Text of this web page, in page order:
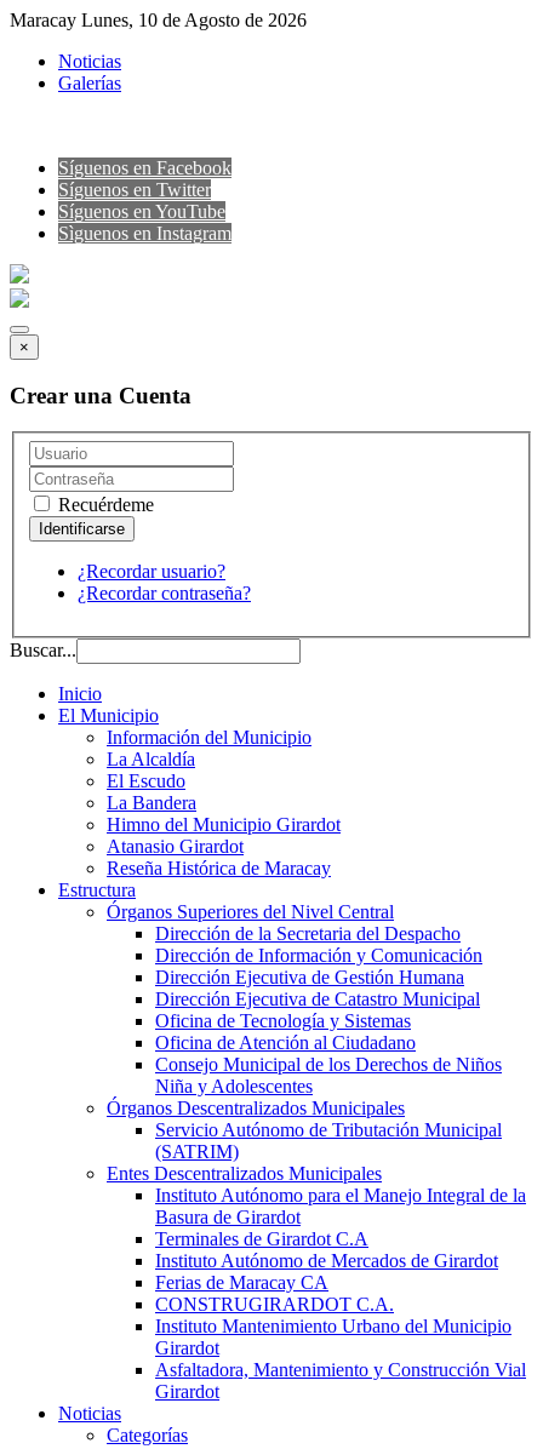
Maracay Lunes, 10 de Agosto de 2026
Noticias
Galerías
Síguenos en Facebook
Síguenos en Twitter
Síguenos en YouTube
Sìguenos en Instagram
×
Crear una Cuenta
Recuérdeme
¿Recordar usuario?
¿Recordar contraseña?
Buscar...
Inicio
El Municipio
Información del Municipio
La Alcaldía
El Escudo
La Bandera
Himno del Municipio Girardot
Atanasio Girardot
Reseña Histórica de Maracay
Estructura
Órganos Superiores del Nivel Central
Dirección de la Secretaria del Despacho
Dirección de Información y Comunicación
Dirección Ejecutiva de Gestión Humana
Dirección Ejecutiva de Catastro Municipal
Oficina de Tecnología y Sistemas
Oficina de Atención al Ciudadano
Consejo Municipal de los Derechos de Niños
Niña y Adolescentes
Órganos Descentralizados Municipales
Servicio Autónomo de Tributación Municipal
(SATRIM)
Entes Descentralizados Municipales
Instituto Autónomo para el Manejo Integral de la
Basura de Girardot
Terminales de Girardot C.A
Instituto Autónomo de Mercados de Girardot
Ferias de Maracay CA
CONSTRUGIRARDOT C.A.
Instituto Mantenimiento Urbano del Municipio
Girardot
Asfaltadora, Mantenimiento y Construcción Vial
Girardot
Noticias
Categorías